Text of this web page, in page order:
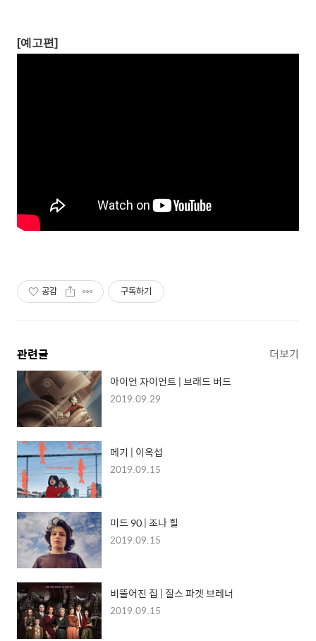
[예고편]
공감 구독하기
관련글 더보기
아이언 자이언트 | 브래드 버드
2019.09.29
메기 | 이옥섭
2019.09.15
미드 90 | 조나 힐
2019.09.15
비뚤어진 집 | 질스 파겟 브레너
2019.09.15